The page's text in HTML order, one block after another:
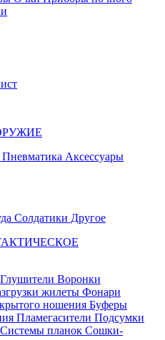
Аксессуары
Солдатики Другое
Воронки
жилеты Фонари
ношения Буферы
Пламегасители Подсумки
планок Сошки-